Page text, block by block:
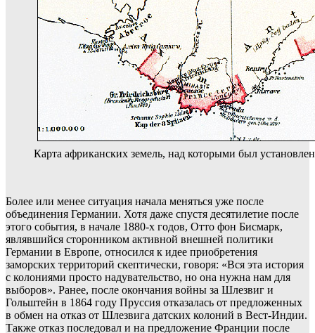
Карта африканских земель, над которыми был
Более или менее ситуация начала меняться уже после
объединения Германии. Хотя даже спустя десятилетие после
этого события, в начале 1880-х годов, Отто фон Бисмарк,
являвшийся сторонником активной внешней политики
Германии в Европе, относился к идее приобретения
заморских территорий скептически, говоря: «Вся эта история
с колониями просто надувательство, но она нужна нам для
выборов». Ранее, после окончания войны за Шлезвиг и
Гольштейн в 1864 году Пруссия отказалась от предложенных
в обмен на отказ от Шлезвига датских колоний в Вест-Индии.
Также отказ последовал и на предложение Франции после